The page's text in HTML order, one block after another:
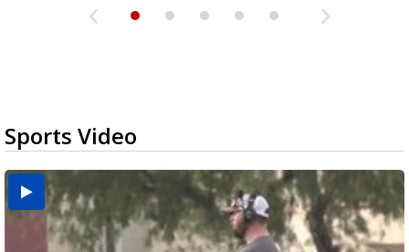
Sports Video